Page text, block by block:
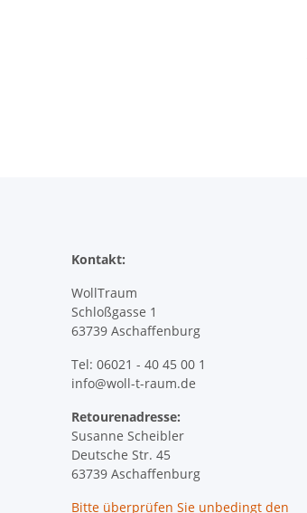
Kontakt:
WollTraum
Schloßgasse 1
63739 Aschaffenburg
Tel: 06021 - 40 45 00 1
info@woll-t-raum.de
Retourenadresse:
Susanne Scheibler
Deutsche Str. 45
63739 Aschaffenburg
Bitte überprüfen Sie unbedingt den